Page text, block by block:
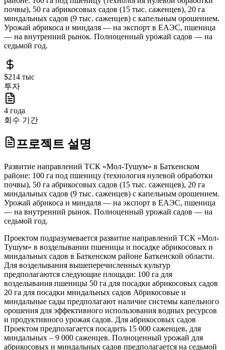
почвы), 50 га абрикосовых садов (15 тыс. саженцев), 20 га
миндальных садов (9 тыс. саженцев) с капельным орошением.
Урожай абрикоса и миндаля — на экспорт в ЕАЭС, пшеница
— на внутренний рынок. Полноценный урожай садов — на
седьмой год.
$214 тыс
투자
4 года
회수 기간
프로젝트 설명
Развитие направлений ТСК «Мол-Тушум» в Баткенском
районе: 100 га под пшеницу (технология нулевой обработки
почвы), 50 га абрикосовых садов (15 тыс. саженцев), 20 га
миндальных садов (9 тыс. саженцев) с капельным орошением.
Урожай абрикоса и миндаля — на экспорт в ЕАЭС, пшеница
— на внутренний рынок. Полноценный урожай садов — на
седьмой год.
Проектом подразумевается развитие направлений ТСК «Мол-
Тушум» в возделывании пшеницы и посадке абрикосовых и
миндальных садов в Баткенском районе Баткенской области.
Для возделывания вышеперечисленных культур
предполагаются следующие площади: 100 га для
возделывания пшеницы 50 га для посадки абрикосовых садов
20 га для посадки миндальных садов Абрикосовые и
миндальные сады предполагают наличие системы капельного
орошения для эффективного использования водных ресурсов
и продуктивного урожая садов. Для абрикосовых садов
Проектом предполагается посадить 15 000 саженцев, для
миндальных – 9 000 саженцев. Полноценный урожай для
абрикосовых и миндальных садов предполагается на седьмой